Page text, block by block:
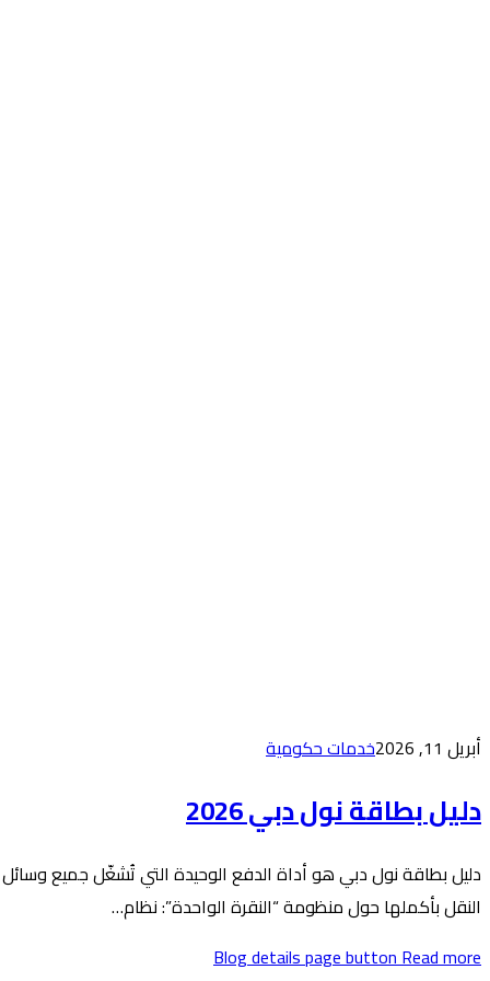
أبريل 11, 2026 خدمات حكومية
دليل بطاقة نول دبي 2026
دليل بطاقة نول دبي هو أداة الدفع الوحيدة التي تُشغّل جميع
النقل بأكملها حول منظومة “النقرة الواحدة”: نظام…
Blog details page buttonRead more